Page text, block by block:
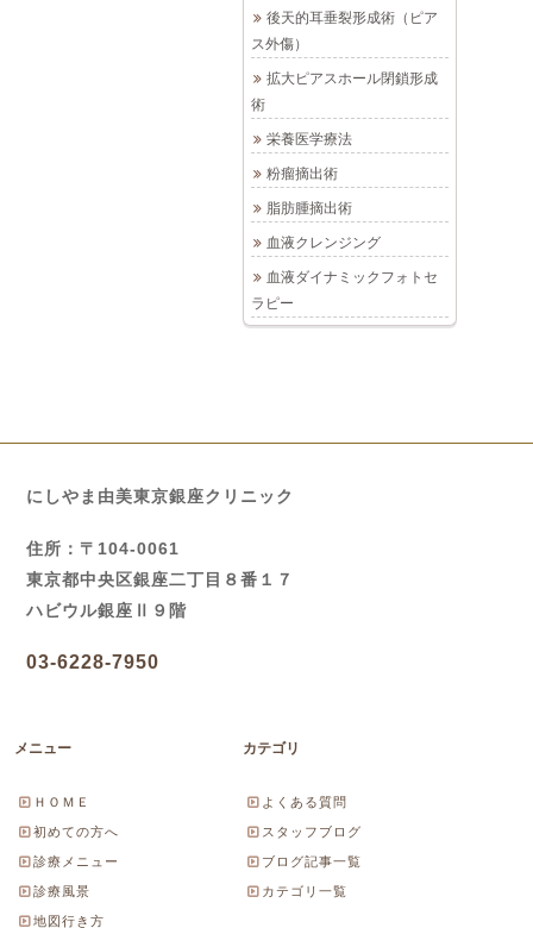
後天的耳垂裂形成術（ピア
ス外傷）
拡大ピアスホール閉鎖形成
術
栄養医学療法
粉瘤摘出術
脂肪腫摘出術
血液クレンジング
血液ダイナミックフォトセ
ラピー
にしやま由美東京銀座クリニック
住所：〒104-0061
東京都中央区銀座二丁目８番１７
ハビウル銀座Ⅱ９階
03-6228-7950
メニュー
ＨＯＭＥ
初めての方へ
診療メニュー
診療風景
地図行き方
カテゴリ
よくある質問
スタッフブログ
ブログ記事一覧
カテゴリ一覧